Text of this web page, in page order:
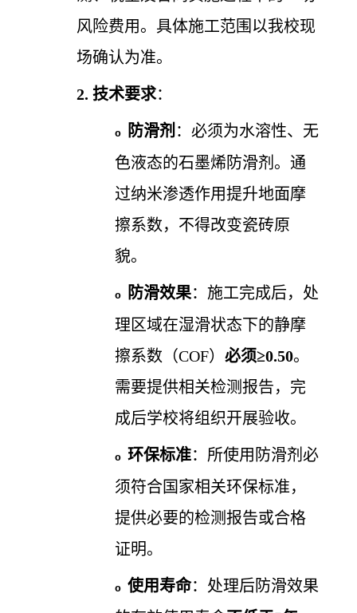
风险费用。具体施工范围以我校现
场确认为准。
2. 技术要求：
o 防滑剂 ：必须为水溶性、无
色液态的石墨烯防滑剂。通
过纳米渗透作用提升地面摩
擦系数，不得改变瓷砖原
貌。
o 防滑效果：施工完成后，处
理区域在湿滑状态下的静摩
擦系数（COF） 必须≥0.50。
需要提供相关检测报告，完
成后学校将组织开展验收。
o 环保标准：所使用防滑剂必
须符合国家相关环保标准，
提供必要的检测报告或合格
证明。
o 使用寿命：处理后防滑效果